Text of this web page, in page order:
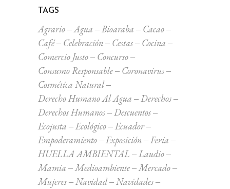
TAGS
Agrario Agua Bioaraba
Cacao
Café
Celebración Cestas
Cocina
Comercio Justo
Concurso
Consumo Responsable
Coronavirus
Cosmética Natural
Derecho Humano Al Agua
Derechos
Derechos Humanos
Descuentos
Ecojusta
Ecológico
Ecuador
Empoderamiento
Exposición
Feria
HUELLA AMBIENTAL
Laudio
Mamia
Medioambiente
Mercado
Mujeres
Navidad
Navidades